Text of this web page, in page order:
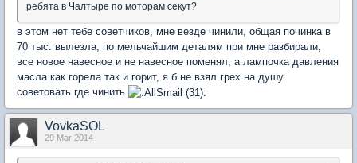
ребята в Чалтыре по моторам секут?
в этом нет тебе советчиков, мне везде чинили, общая починка в
70 тыс. вылезла, по мельчайшим деталям при мне разбирали,
все новое навесное и не навесное поменял, а лампочка давления
масла как горела так и горит, я б не взял грех на душу
советовать где чинить
VovkaSOL
29 Mar 2014